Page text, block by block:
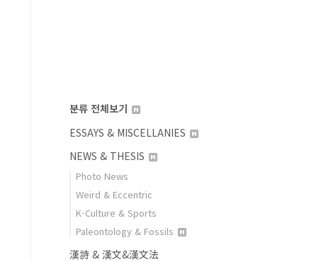
분류 전체보기
ESSAYS & MISCELLANIES
NEWS & THESIS
Photo News
Weird & Eccentric
K-Culture & Sports
Paleontology & Fossils
漢詩 & 漢文&漢文法